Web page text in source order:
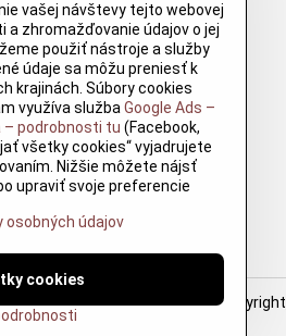
náradie
Kvalitné
rezbárske
náradie
overené
časom pre
profesionálov
aj nadšencov
©2026Copyright
vašej návštevy tejto webovej
a zhromažďovanie údajov o jej
použiť nástroje a služby
údaje sa môžu preniesť k
krajinách. Súbory cookies
využíva služba Google Ads –
– podrobnosti tu (Facebook,
všetky cookies“ vyjadrujete
Nižšie môžete nájsť
upraviť svoje preferencie
osobných údajov
cookies